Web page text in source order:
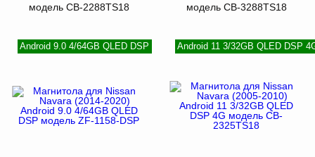
модель CB-2288TS18
модель CB-3288TS18
Android 9.0 4/64GB QLED DSP Android 11 3/32GB QLED DSP